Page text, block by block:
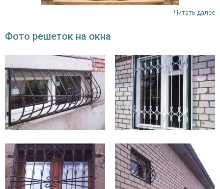
​Металлические решетки в оконных проемах — гарантия
способна не только защитить ваше имущество, но и украсит фасад
их размещают на первом или последнем этажах, возле
водосточных труб и пожарных лестниц.
Глухая конструкция представляет собой раму-каркас, которую
крепят в оконном проеме с помощью стержней либо болтов. Она
является самой надежной разновидностью данных изделий,
поскольку не снимается и не открывается, однако устанавливать ее
на всех окнах крайне опасно. В случае возникновения пожара и
других чрезвычайных ситуациях будет намного сложнее выбраться
из помещения, поэтому очень часто глухие модели комбинируют с
распашными или раздвижными.
Читать далее
Фото решеток на окна